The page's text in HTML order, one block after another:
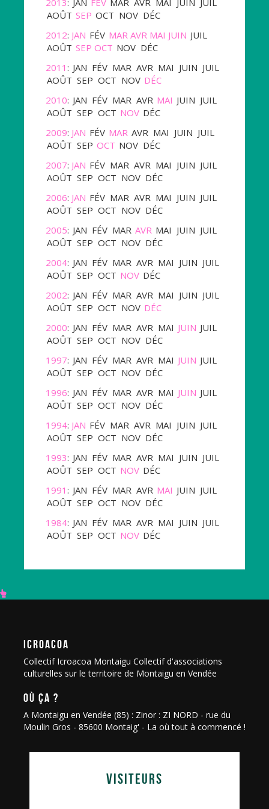
2013: JAN FÉV MAR AVR MAI JUIN
JUIL
AOÛT SEP OCT NOV DÉC
2012: JAN FÉV MAR AVR MAI JUIN JUIL
AOÛT SEP OCT NOV DÉC
2011 : JAN FÉV MAR AVR MAI JUIN JUIL
AOÛT SEP OCT NOV DÉC
2010: JAN FÉV MAR AVR MAI JUIN JUIL
AOÛT SEP OCT NOV DÉC
2009: JAN FÉV MAR AVR MAI JUIN JUIL
AOÛT SEP OCT NOV DÉC
2007: JAN FÉV MAR AVR MAI JUIN JUIL
AOÛT SEP OCT NOV DÉC
2006: JAN FÉV MAR AVR MAI JUIN JUIL
AOÛT SEP OCT NOV DÉC
2005: JAN FÉV MAR AVR MAI JUIN JUIL
AOÛT SEP OCT NOV DÉC
2004: JAN FÉV MAR AVR MAI JUIN JUIL
AOÛT SEP OCT NOV DÉC
2002: JAN FÉV MAR AVR MAI JUIN JUIL
AOÛT SEP OCT NOV DÉC
2000: JAN FÉV MAR AVR MAI JUIN JUIL
AOÛT SEP OCT NOV DÉC
1997: JAN FÉV MAR AVR MAI JUIN JUIL
AOÛT SEP OCT NOV DÉC
1996: JAN FÉV MAR AVR MAI JUIN JUIL
AOÛT SEP OCT NOV DÉC
1994: JAN FÉV MAR AVR MAI JUIN JUIL
AOÛT SEP OCT NOV DÉC
1993: JAN FÉV MAR AVR MAI JUIN JUIL
AOÛT SEP OCT NOV DÉC
1991 : JAN FÉV MAR AVR MAI JUIN JUIL
AOÛT SEP OCT NOV DÉC
1984: JAN FÉV MAR AVR MAI JUIN JUIL
AOÛT SEP OCT NOV DÉC
ICROACOA
Collectif Icroacoa Montaigu Collectif d'associations
culturelles sur le territoire de Montaigu en Vendée
OÙ ÇA ?
A Montaigu en Vendée (85) : Zinor : ZI NORD - rue du
Moulin Gros - 85600 Montaig' - La où tout à commencé !
VISITEURS